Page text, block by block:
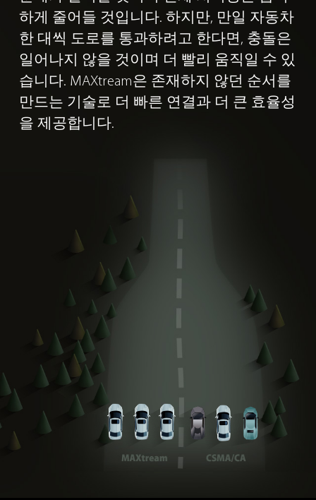
하게 줄어들 것입니다. 하지만, 만일 자동차
한 대씩 도로를 통과하려고 한다면, 충돌은
일어나지 않을 것이며 더 빨리 움직일 수 있
습니다. MAXtream은 존재하지 않던 순서를
만드는 기술로 더 빠른 연결과 더 큰 효율성
을 제공합니다.